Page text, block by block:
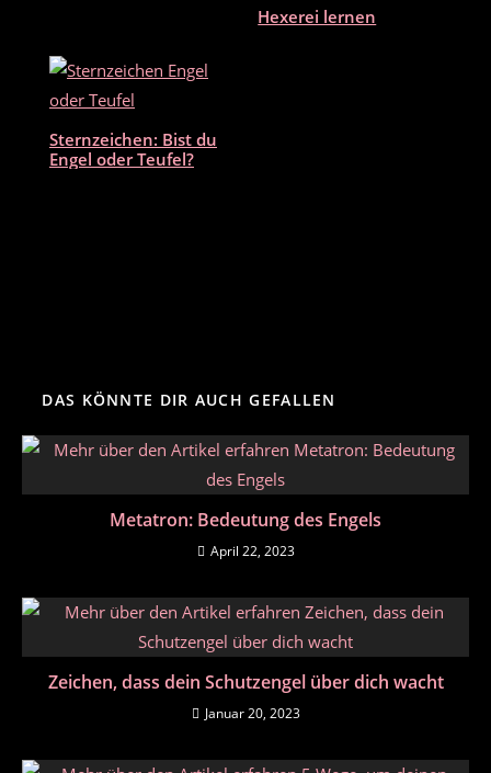
Hexerei lernen
Sternzeichen: Bist du
Engel oder Teufel?
DAS KÖNNTE DIR AUCH GEFALLEN
Metatron: Bedeutung des Engels
April 22, 2023
Zeichen, dass dein Schutzengel über dich wacht
Januar 20, 2023